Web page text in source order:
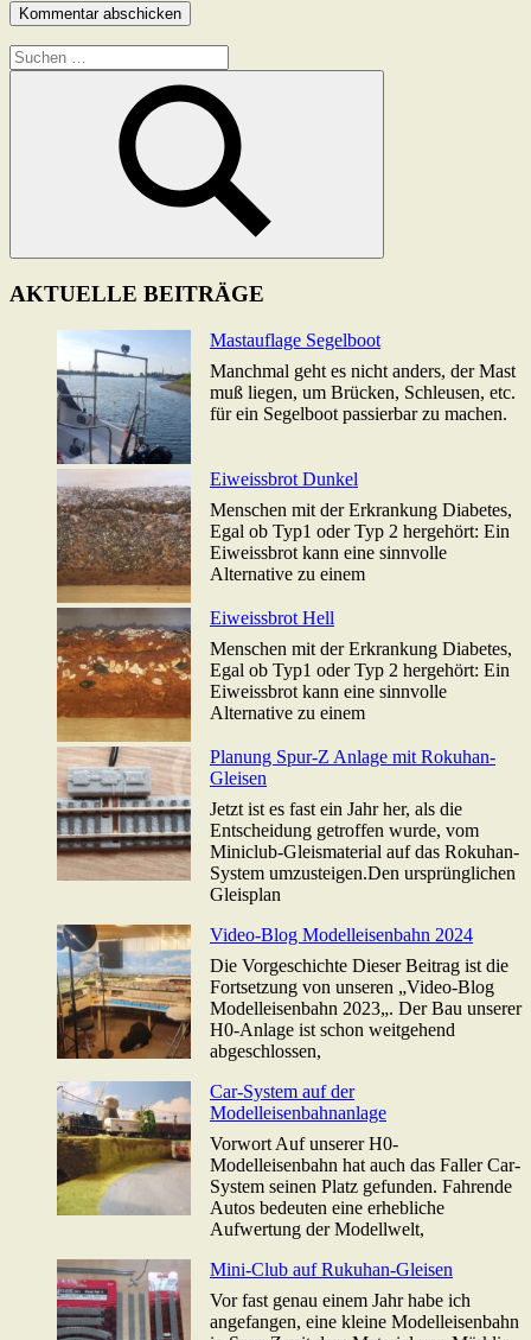
Suchen
nach:
Suchen
AKTUELLE BEITRÄGE
Mastauflage Segelboot
Manchmal geht es nicht anders, der Mast
muß liegen, um Brücken, Schleusen, etc.
für ein Segelboot passierbar zu machen.
Eiweissbrot Dunkel
Menschen mit der Erkrankung Diabetes,
Egal ob Typ1 oder Typ 2 hergehört: Ein
Eiweissbrot kann eine sinnvolle
Alternative zu einem
Eiweissbrot Hell
Menschen mit der Erkrankung Diabetes,
Egal ob Typ1 oder Typ 2 hergehört: Ein
Eiweissbrot kann eine sinnvolle
Alternative zu einem
Planung Spur-Z Anlage mit Rokuhan-
Gleisen
Jetzt ist es fast ein Jahr her, als die
Entscheidung getroffen wurde, vom
Miniclub-Gleismaterial auf das Rokuhan-
System umzusteigen.Den ursprünglichen
Gleisplan
Video-Blog Modelleisenbahn 2024
Die Vorgeschichte Dieser Beitrag ist die
Fortsetzung von unseren „Video-Blog
Modelleisenbahn 2023„. Der Bau unserer
H0-Anlage ist schon weitgehend
abgeschlossen,
Car-System auf der
Modelleisenbahnanlage
Vorwort Auf unserer H0-
Modelleisenbahn hat auch das Faller Car-
System seinen Platz gefunden. Fahrende
Autos bedeuten eine erhebliche
Aufwertung der Modellwelt,
Mini-Club auf Rukuhan-Gleisen
Vor fast genau einem Jahr habe ich
angefangen, eine kleine Modelleisenbahn